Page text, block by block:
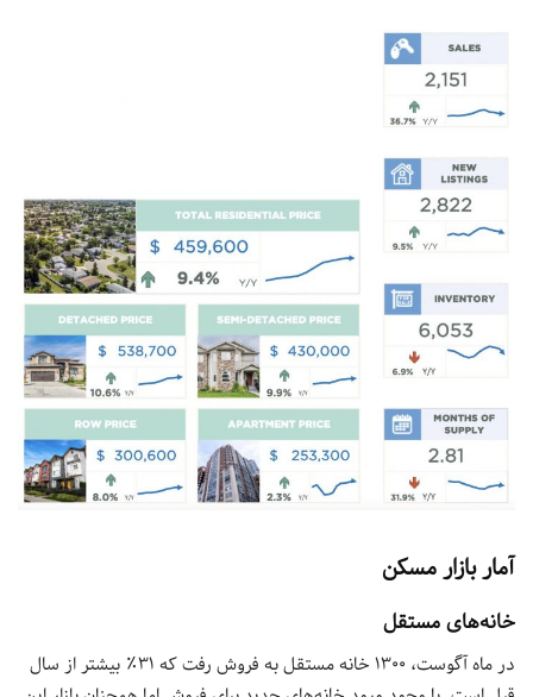
آمار بازار مسکن
خانه‌های مستقل
در ماه آگوست، ۱۳۰۰ خانه مستقل به فروش رفت که ۳۱٪ بیشتر از سال